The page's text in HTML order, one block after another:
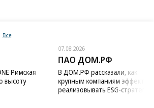
Все
Римская
высоту
07.08.2026
ПАО ДОМ.РФ
В ДОМ.РФ рассказали, как
крупным компаниям
реализовывать ESG-стратегию